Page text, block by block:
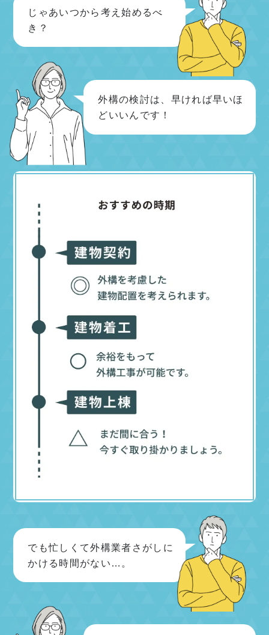
じゃあいつから考え始めるべ
き？
外構の検討は、早ければ早いほ
どいいんです！
でも忙しくて外構業者さがしに
かける時間がない…。